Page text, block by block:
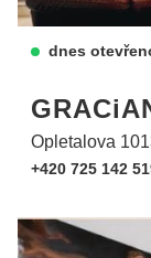
dnes
Opletalova
+420 725 142